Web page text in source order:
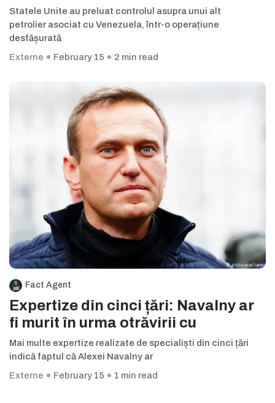
Statele Unite au preluat controlul asupra unui alt
petrolier asociat cu Venezuela, într-o operațiune
desfășurată
Externe
February 15 2 min read
Fact Agent
Expertize din cinci țări: Navalny ar
fi murit în urma otrăvirii cu
Mai multe expertize realizate de specialiști din cinci țări
indică faptul că Alexei Navalny ar
Externe
February 15 1 min read